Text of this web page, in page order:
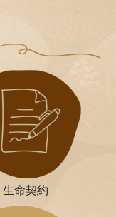
生命契約